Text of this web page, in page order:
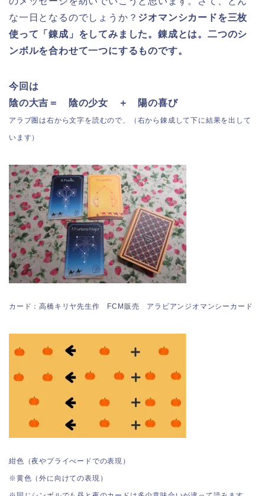
な一日となるのでしょうか？ ジオマンシカードを三枚
使って「錬成」をしてみました。 錬成とは。二つのシ
ンボルを合わせて一つにするものです。
今回は
陰の大吉＝ 陰の少女 ＋ 陽の喜び
アラブ圏は右から文字を読むので、（右から錬成して下に結果を出して
います）
カード：高橋キリヤ先生作 FCM販売 アラビアンジオマンシーカード
紺色（夜やプライべードでの表現）
※黄色（外に向けての表現）